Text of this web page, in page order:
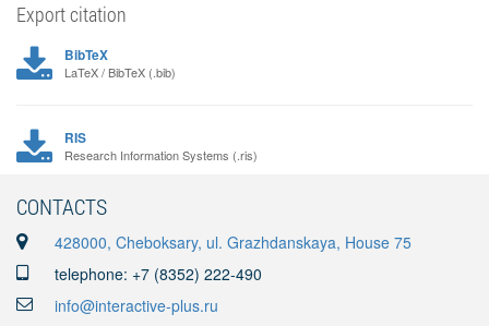
Export citation
BibTeX
LaTeX / BibTeX (.bib)
RIS
Research Information Systems (.ris)
CONTACTS
428000, Cheboksary, ul. Grazhdanskaya, House 75
telephone: +7 (8352) 222-490
info@interactive-plus.ru